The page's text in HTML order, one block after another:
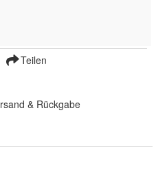
Teilen
& Rückgabe